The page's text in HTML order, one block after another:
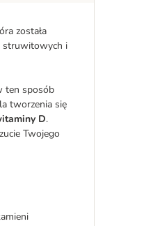
została
struwitowych i
ten sposób
tworzenia się
D.
Twojego